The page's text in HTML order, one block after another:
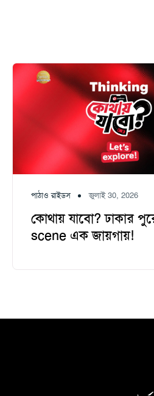
পাঠাও রাইডস জুলাই 30, 2026
কোথায় যাবো? ঢাকার
scene এক জায়গায়!